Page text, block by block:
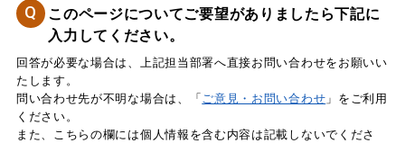
Q
このページについてご要望がありましたら下記に
入力してください。
回答が必要な場合は、上記担当部署へ直接お問い合わせをお願いい
たします。
問い合わせ先が不明な場合は、「 ご意見・お問い合わせ 」をご利用
ください。
また、こちらの欄には個人情報を含む内容は記載しないでくださ